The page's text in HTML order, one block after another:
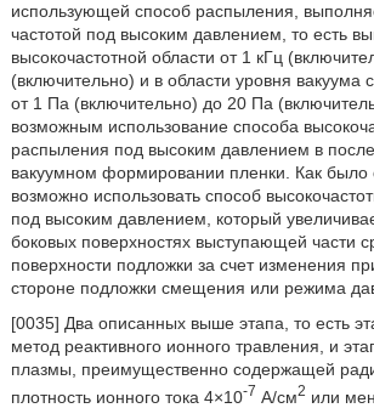
использующей способ распыления,
частотой под высоким давлением, то есть
высокочастотной области от 1 кГц
(включительно) и в области уровня вакуума
от 1 Па (включительно) до 20 Па
возможным использование способа
распыления под высоким давлением в
вакуумном формировании пленки. Как было
возможно использовать способ
под высоким давлением, который
боковых поверхностях выступающей части
поверхности подложки за счет изменения
стороне подложки смещения или режима
[0035] Два описанных выше этапа, то есть
метод реактивного ионного травления, и
плазмы, преимущественно содержащей
плотность ионного тока 4×10-7 А/см2 или